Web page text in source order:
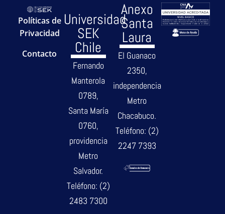
Políticas de
Privacidad
Contacto
Universidad
SEK
Chile
Fernando
Manterola
0789,
Santa María
0760,
providencia
Metro
Salvador.
Teléfono: (2)
2483 7300
Anexo
Santa
Laura
El Guanaco
2350,
independencia
Metro
Chacabuco.
Teléfono: (2)
2247 7393